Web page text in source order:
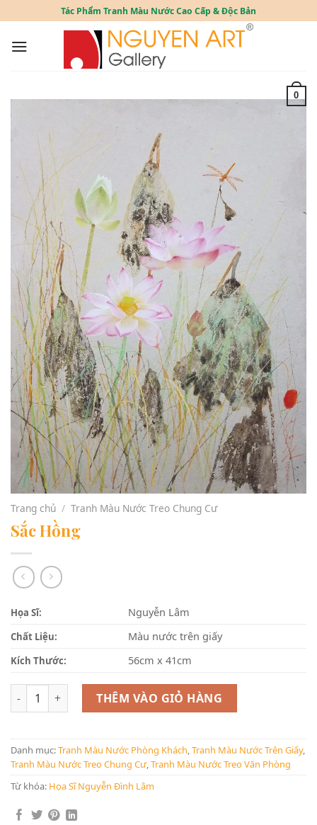
to
content
Tác Phẩm Tranh Màu Nước Cao Cấp & Độc Bản
0
Trang chủ / Tranh Màu Nước Treo Chung Cư
Sắc Hồng
Họa Sĩ: Nguyễn Lâm
Chất Liệu: Màu nước trên giấy
Kích Thước: 56cm x 41cm
Sắc Hồng số lượngTHÊM VÀO GIỎ HÀNG
Danh mục:Tranh Màu Nước Phòng Khách,Tranh Màu Nước Trên Giấy,
Tranh Màu Nước Treo Chung Cư,Tranh Màu Nước Treo Văn Phòng
Từ khóa: Họa Sĩ Nguyễn Đình Lâm